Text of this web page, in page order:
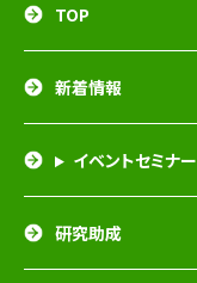
TOP
新着情報
イベントセミナー
研究助成